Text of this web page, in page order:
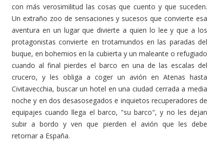
con más verosimilitud las cosas que cuento y que suceden.
Un extraño zoo de sensaciones y sucesos que convierte esa
aventura en un lugar que divierte a quien lo lee y que a los
protagonistas convierte en trotamundos en las paradas del
buque, en bohemios en la cubierta y un maleante o refugiado
cuando al final pierdes el barco en una de las escalas del
crucero, y les obliga a coger un avión en Atenas hasta
Civitavecchia, buscar un hotel en una ciudad cerrada a media
noche y en dos desasosegados e inquietos recuperadores de
equipajes cuando llega el barco, "su barco", y no les dejan
subir a bordo y ven que pierden el avión que les debe
retornar a España.